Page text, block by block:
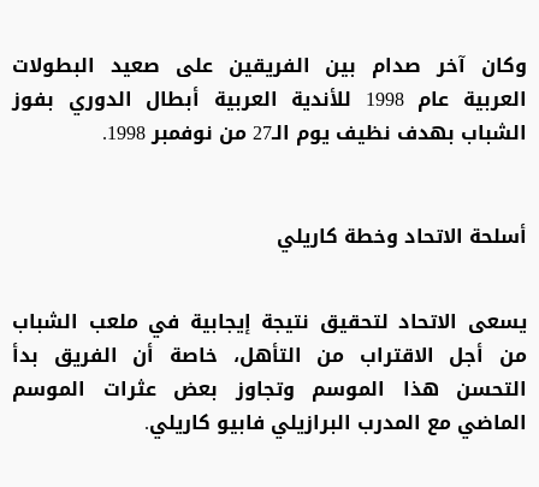
وكان آخر صدام بين الفريقين على صعيد البطولات
العربية عام 1998 للأندية العربية أبطال الدوري بفوز
الشباب بهدف نظيف يوم الـ27 من نوفمبر 1998.
أسلحة الاتحاد وخطة كاريلي
يسعى الاتحاد لتحقيق نتيجة إيجابية في ملعب الشباب
من أجل الاقتراب من التأهل، خاصة أن الفريق بدأ
التحسن هذا الموسم وتجاوز بعض عثرات الموسم
الماضي مع المدرب البرازيلي فابيو كاريلي.